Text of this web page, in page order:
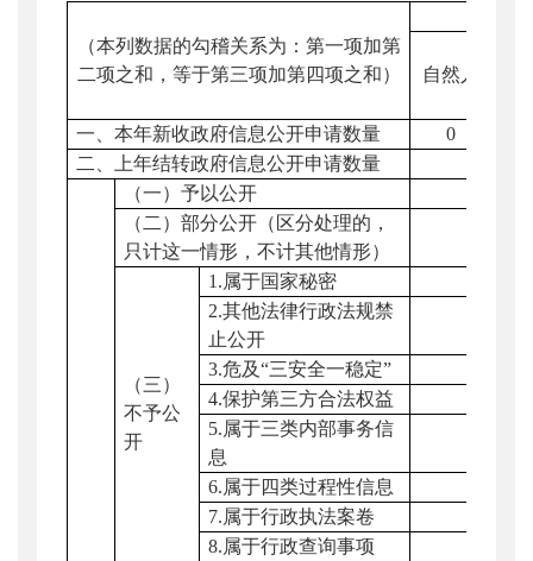
（本列数据的勾稽关系为：第一项加第
二项之和，等于第三项加第四项之和）
自然人
一、本年新收政府信息公开申请数量
0
二、上年结转政府信息公开申请数量
（一）予以公开
（二）部分公开（区分处理的，
只计这一情形，不计其他情形）
（三）
不予公
开
1.属于国家秘密
2.其他法律行政法规禁
止公开
3.危及“三安全一稳定”
4.保护第三方合法权益
5.属于三类内部事务信
息
6.属于四类过程性信息
7.属于行政执法案卷
8.属于行政查询事项